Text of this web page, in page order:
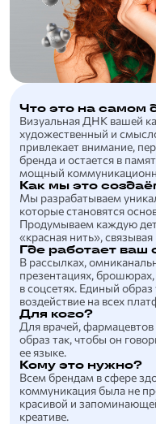
Что это на самом
Визуальная ДНК вашей
художественный и
привлекает внимание,
бренда и остается в
мощный
Как мы это
Мы разрабатываем
которые становятся
Продумываем каждую
«красная нить»,
Где работает ваш
В рассылках,
презентациях,
в соцсетях. Единый
воздействие на всех
Для кого?
Для врачей,
образ так, чтобы он
ее языке.
Кому это нужно?
Всем брендам в сфере
коммуникация была не
красивой и
креативе.